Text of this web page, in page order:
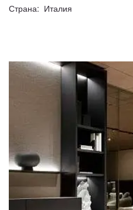
Страна: Италия